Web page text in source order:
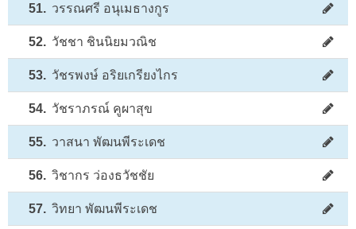
51. วรรณศรี อนุเมธางกูร
52. วัชชา ชินนิยมวณิช
53. วัชรพงษ์ อริยเกรียงไกร
54. วัชราภรณ์ คูผาสุข
55. วาสนา พัฒนพีระเดช
56. วิชากร ว่องธวัชชัย
57. วิทยา พัฒนพีระเดช